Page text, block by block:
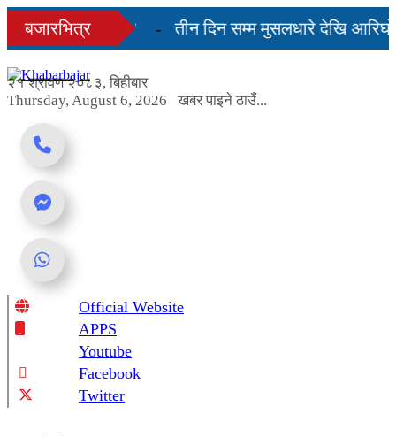
Skip
content
बजारभित्र
दिनमै सहज हुन्छ’
तीन दिन सम्म मुसलधारे देखि
२१ श्रावण २०८३, बिहीबार
Thursday, August 6, 2026
खबर पाइने ठाउँ...
Online News Portal
Official Website
APPS
Youtube
Facebook
Twitter